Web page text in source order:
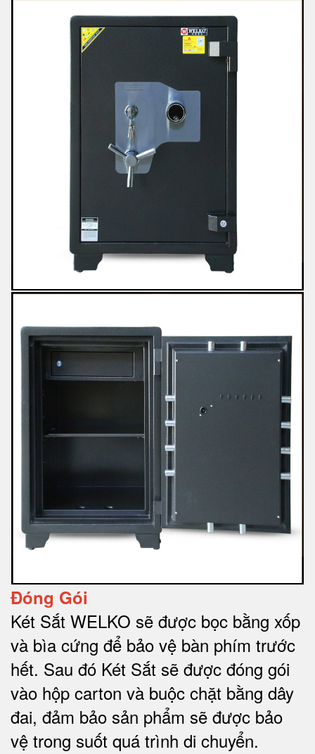
Đóng Gói
Két Sắt WELKO sẽ được bọc bằng xốp
và bìa cứng để bảo vệ bàn phím trước
hết. Sau đó Két Sắt sẽ được đóng gói
vào hộp carton và buộc chặt bằng dây
đai, đảm bảo sản phẩm sẽ được bảo
vệ trong suốt quá trình di chuyển.